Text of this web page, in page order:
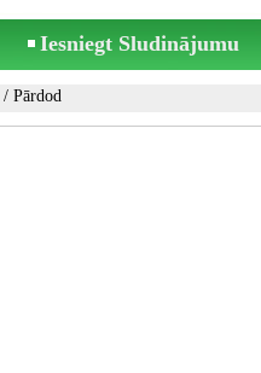
Iesniegt Sludinājumu
/ Pārdod